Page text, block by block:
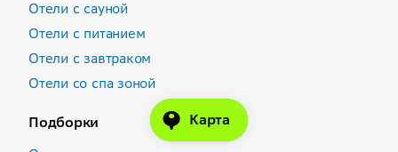
Отели с сауной
Отели с питанием
Отели с завтраком
Отели со спа зоной
Подборки
Карта